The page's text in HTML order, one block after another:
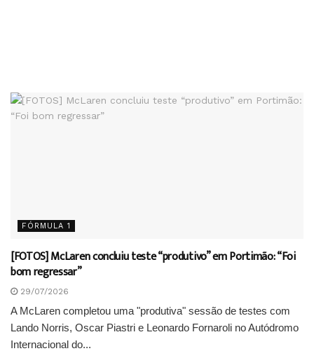
FÓRMULA 1
[FOTOS] McLaren concluiu teste “produtivo” em Portimão: “Foi
bom regressar”
29/07/2026
A McLaren completou uma "produtiva" sessão de testes com
Lando Norris, Oscar Piastri e Leonardo Fornaroli no Autódromo
Internacional do...